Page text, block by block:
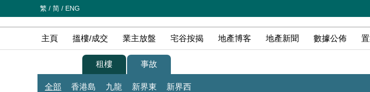
繁 / 简 / ENG
主頁 搵樓/成交 業主放盤 宅谷按揭 地產博客 地產新聞 數據公佈
租樓 事故
全部 香港島 九龍 新界東 新界西